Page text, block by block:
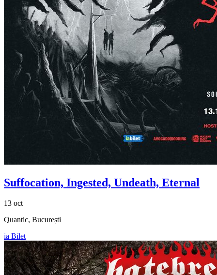
Suffocation, Ingested, Undeath, Eternal
13 oct
Quantic, București
ia Bilet